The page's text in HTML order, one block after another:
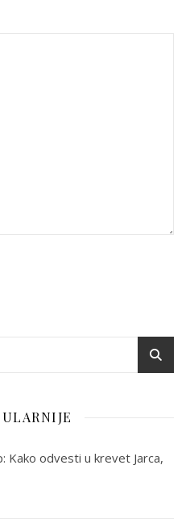
Kako odvesti u krevet Jarca,